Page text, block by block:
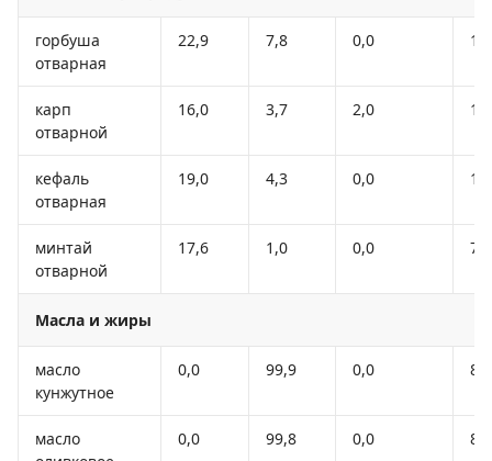
горбуша
отварная
22,9 7,8 0,0
карп
отварной
16,0 3,7 2,0
кефаль
отварная
19,0 4,3 0,0
минтай
отварной
17,6 1,0 0,0 79
Масла и жиры
масло
кунжутное
0,0 99,9 0,0
масло
0,0 99,8 0,0